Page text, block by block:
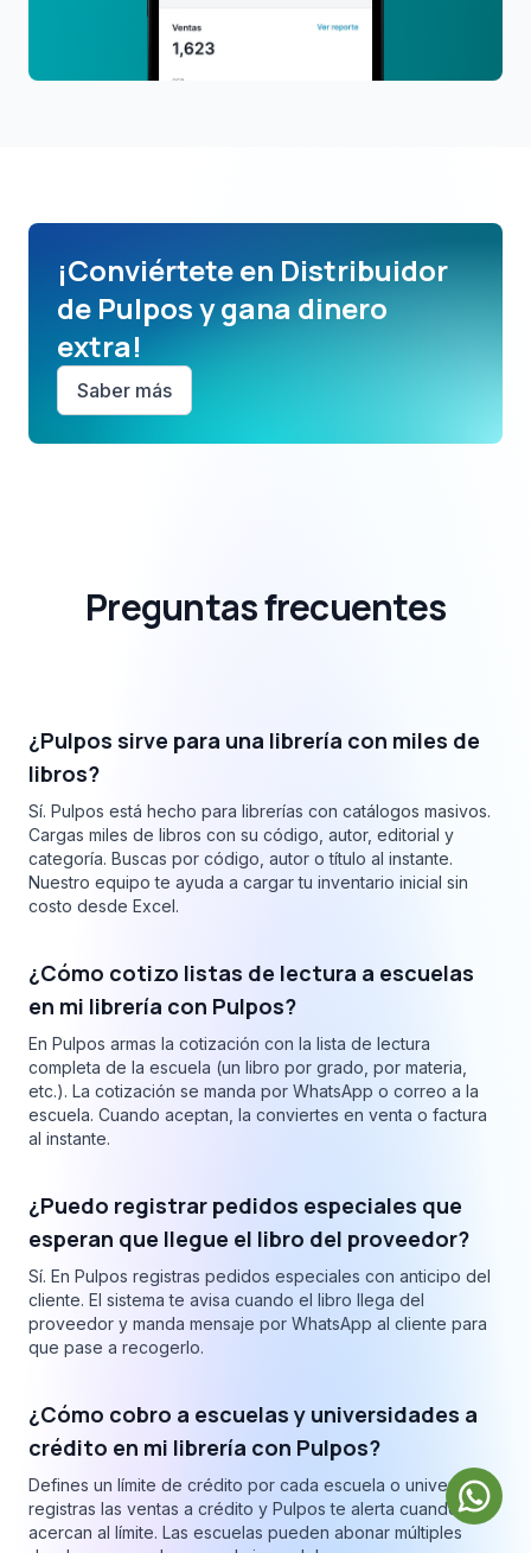
¡Conviértete en Distribuidor
de Pulpos y gana dinero
extra!
Saber más
Preguntas frecuentes
¿Pulpos sirve para una librería con miles de
libros?
Sí. Pulpos está hecho para librerías con catálogos masivos.
Cargas miles de libros con su código, autor, editorial y
categoría. Buscas por código, autor o título al instante.
Nuestro equipo te ayuda a cargar tu inventario inicial sin
costo desde Excel.
¿Cómo cotizo listas de lectura a escuelas
en mi librería con Pulpos?
En Pulpos armas la cotización con la lista de lectura
completa de la escuela (un libro por grado, por materia,
etc.). La cotización se manda por WhatsApp o correo a la
escuela. Cuando aceptan, la conviertes en venta o factura
al instante.
¿Puedo registrar pedidos especiales que
esperan que llegue el libro del proveedor?
Sí. En Pulpos registras pedidos especiales con anticipo del
cliente. El sistema te avisa cuando el libro llega del
proveedor y manda mensaje por WhatsApp al cliente para
que pase a recogerlo.
¿Cómo cobro a escuelas y universidades a
crédito en mi librería con Pulpos?
Defines un límite de crédito por cada escuela o universidad,
registras las ventas a crédito y Pulpos te alerta cuando se
acercan al límite. Las escuelas pueden abonar múltiples